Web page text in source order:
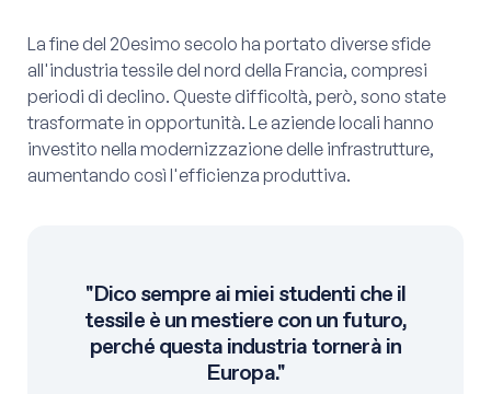
La fine del 20esimo secolo ha portato diverse sfide
all'industria tessile del nord della Francia, compresi
periodi di declino. Queste difficoltà, però, sono state
trasformate in opportunità. Le aziende locali hanno
investito nella modernizzazione delle infrastrutture,
aumentando così l'efficienza produttiva.
"Dico sempre ai miei studenti che il
tessile è un mestiere con un futuro,
perché questa industria tornerà in
Europa."